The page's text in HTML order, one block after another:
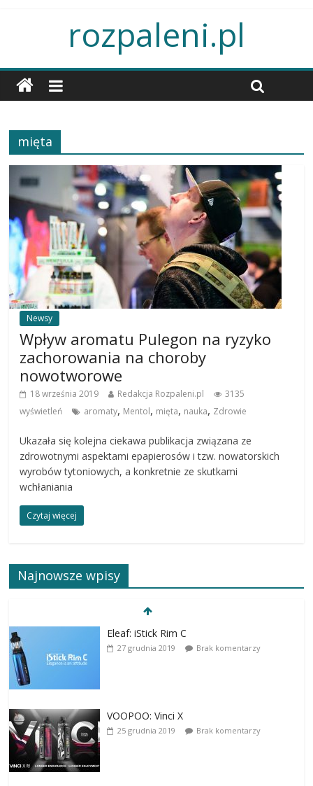
rozpaleni.pl
mięta
Newsy
Wpływ aromatu Pulegon na ryzyko
zachorowania na choroby
nowotworowe
18 września 2019 Redakcja Rozpaleni.pl
3135
wyświetleń
aromaty, Mentol, mięta, nauka, Zdrowie
Ukazała się kolejna ciekawa publikacja związana ze
zdrowotnymi aspektami epapierosów i tzw. nowatorskich
wyrobów tytoniowych, a konkretnie ze skutkami
wchłaniania
Czytaj więcej
Najnowsze wpisy
Eleaf: iStick Rim C
27 grudnia 2019 Brak komentarzy
VOOPOO: Vinci X
25 grudnia 2019 Brak komentarzy